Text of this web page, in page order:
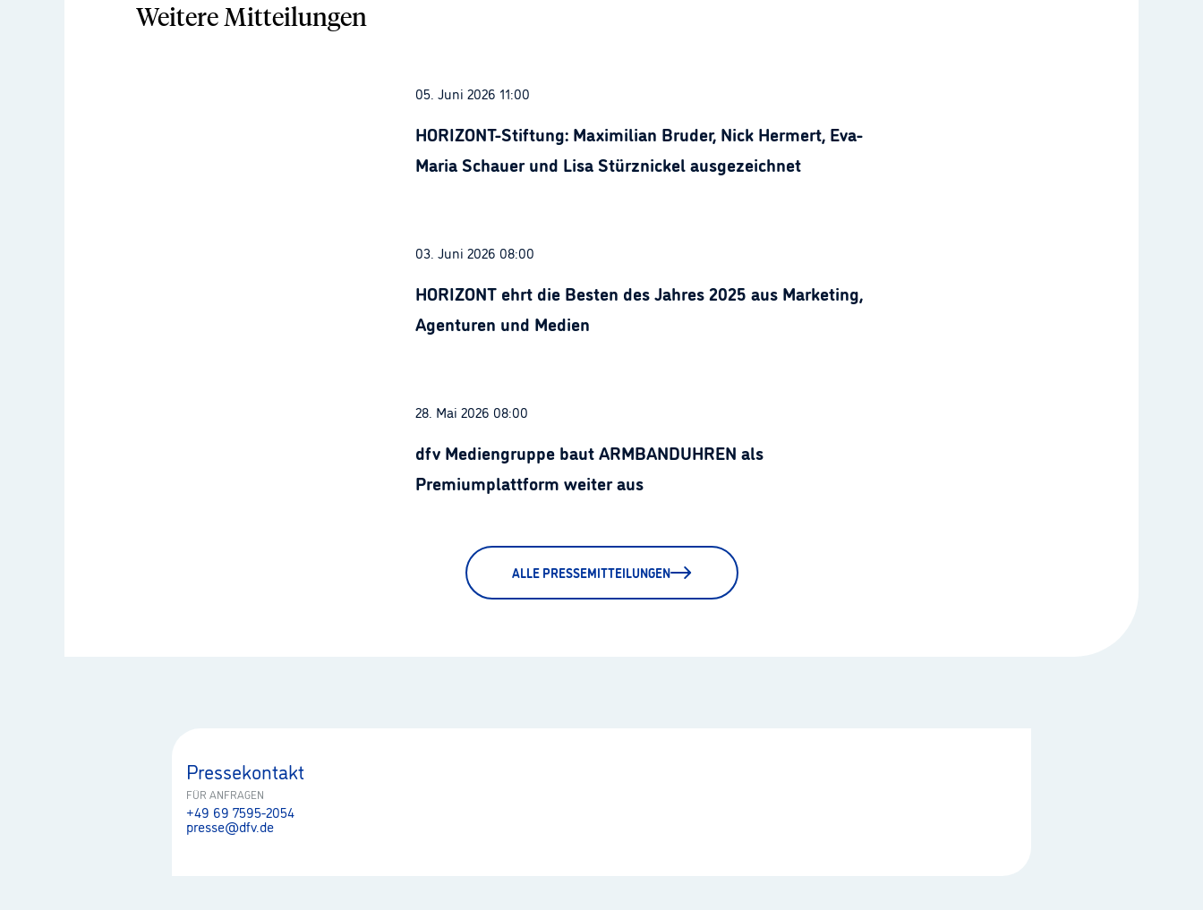
Weitere Mitteilungen
05. Juni 2026 11:00
HORIZONT-Stiftung: Maximilian Bruder, Nick Hermert, Eva-
Maria Schauer und Lisa Stürznickel ausgezeichnet
03. Juni 2026 08:00
HORIZONT ehrt die Besten des Jahres 2025 aus Marketing,
Agenturen und Medien
28. Mai 2026 08:00
dfv Mediengruppe baut ARMBANDUHREN als
Premiumplattform weiter aus
ALLE PRESSEMITTEILUNGEN
Pressekontakt
FÜR ANFRAGEN
+49 69 7595-2054
presse@dfv.de